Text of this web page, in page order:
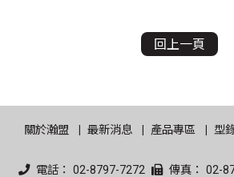
回上一頁
關於瀚盟 最新消息 產品專區 型
電話： 02-8797-7272 傳真： 02-